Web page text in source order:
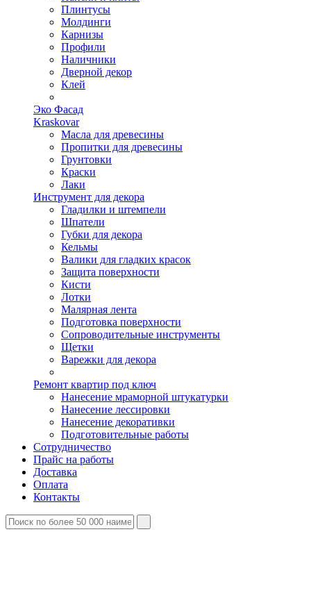
Плинтусы
Молдинги
Карнизы
Профили
Наличники
Дверной декор
Клей
Эко Фасад
Kraskovar
Масла для древесины
Пропитки для древесины
Грунтовки
Краски
Лаки
Инструмент для декора
Гладилки и штемпели
Шпатели
Губки для декора
Кельмы
Валики для гладких красок
Защита поверхности
Кисти
Лотки
Малярная лента
Подготовка поверхности
Сопроводительные инструменты
Щетки
Варежки для декора
Ремонт квартир под ключ
Нанесение мраморной штукатурки
Нанесение лессировки
Нанесение декоративки
Подготовительные работы
Сотрудничество
Прайс на работы
Доставка
Оплата
Контакты